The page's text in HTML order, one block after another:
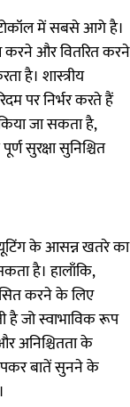
में सबसे आगे है।
करने और वितरित करने
है। शास्त्रीय
पर निर्भर करते हैं
जा सकता है,
सुरक्षा सुनिश्चित
के आसन्न खतरे का
है। हालाँकि,
करने के लिए
है जो स्वाभाविक रूप
अनिश्चितता के
बातें सुनने के